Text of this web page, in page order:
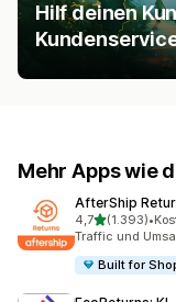
Hilf deinen
Mehr Apps wie
AfterShip
4,7von 5 Sternen
(1.393)
1393 •
Traffic und
Built for